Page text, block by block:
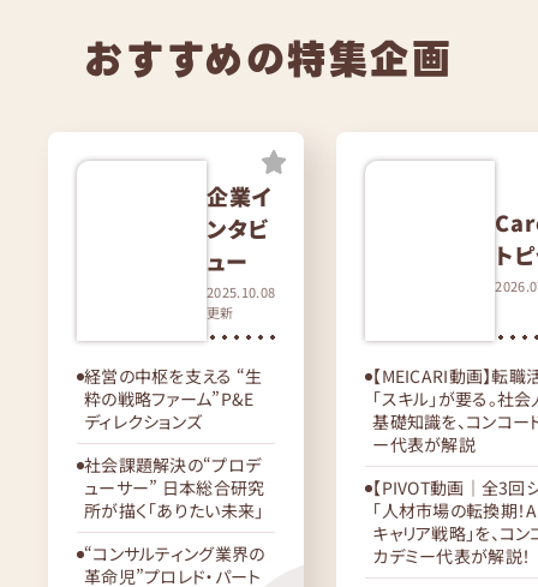
おすすめの特集企画
企業イ
ンタビ
ュー
2025.10.08
更新
経営の中枢を支える “生
粋の戦略ファーム”P&E
ディレクションズ
社会課題解決の“プロデ
ューサー” 日本総合研究
所が描く「ありたい未来」
“コンサルティング業界の
革命児”プロレド・パート
ト
【MEICARI動画】転職
「スキル」が要る。社
基礎知識を、コンコー
ー代表が解説
【PIVOT動画｜全3回
「人材市場の転換期！
キャリア戦略」を、コ
カデミー代表が解説！